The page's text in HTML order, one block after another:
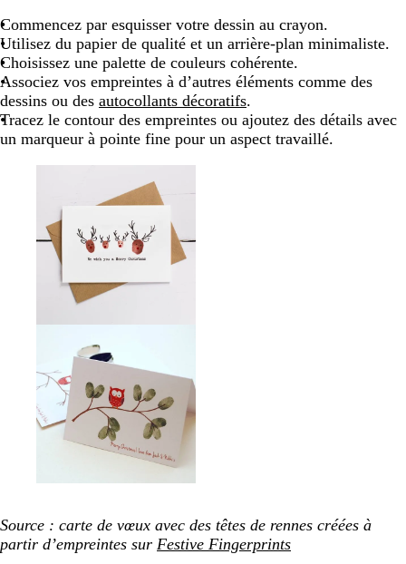
Commencez par esquisser votre dessin au crayon.
Utilisez du papier de qualité et un arrière-plan minimaliste.
Choisissez une palette de couleurs cohérente.
Associez vos empreintes à d’autres éléments comme des
dessins ou des autocollants décoratifs.
Tracez le contour des empreintes ou ajoutez des détails avec
un marqueur à pointe fine pour un aspect travaillé.
Source : carte de vœux avec des têtes de rennes créées à
partir d’empreintes sur Festive Fingerprints